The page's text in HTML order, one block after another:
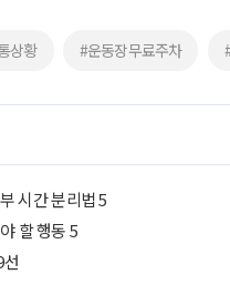
상황 #운동장무료주차
시간 분리법 5
할 행동 5